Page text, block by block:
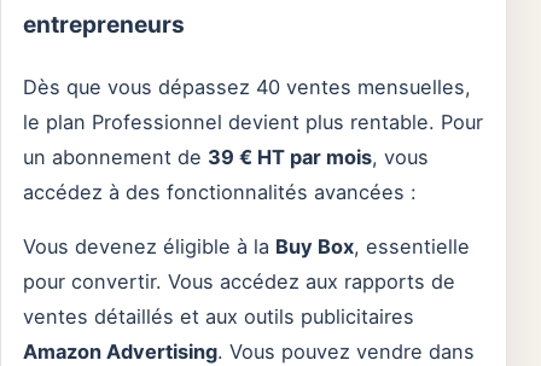
entrepreneurs
Dès que vous dépassez 40 ventes mensuelles,
le plan Professionnel devient plus rentable. Pour
un abonnement de 39 € HT par mois, vous
accédez à des fonctionnalités avancées :
Vous devenez éligible à la Buy Box, essentielle
pour convertir. Vous accédez aux rapports de
ventes détaillés et aux outils publicitaires
Amazon Advertising. Vous pouvez vendre dans